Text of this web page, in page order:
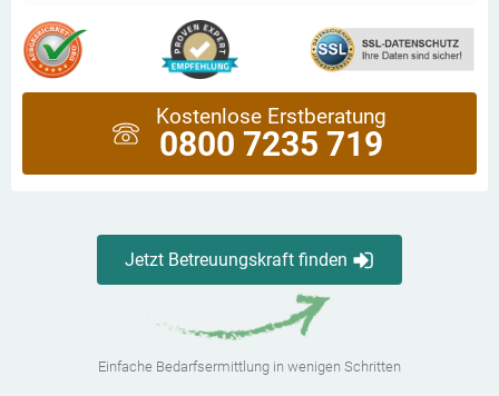
Kostenlose Erstberatung
0800 7235 719
Jetzt Betreuungskraft finden
Einfache Bedarfsermittlung in wenigen Schritten